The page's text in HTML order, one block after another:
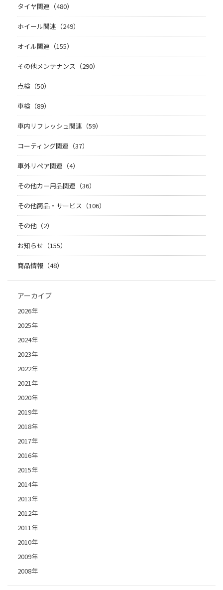
タイヤ関連（480）
ホイール関連（249）
オイル関連（155）
その他メンテナンス（290）
点検（50）
車検（89）
車内リフレッシュ関連（59）
コーティング関連（37）
車外リペア関連（4）
その他カー用品関連（36）
その他商品・サービス（106）
その他（2）
お知らせ（155）
商品情報（48）
アーカイブ
2026年
2025年
2024年
2023年
2022年
2021年
2020年
2019年
2018年
2017年
2016年
2015年
2014年
2013年
2012年
2011年
2010年
2009年
2008年